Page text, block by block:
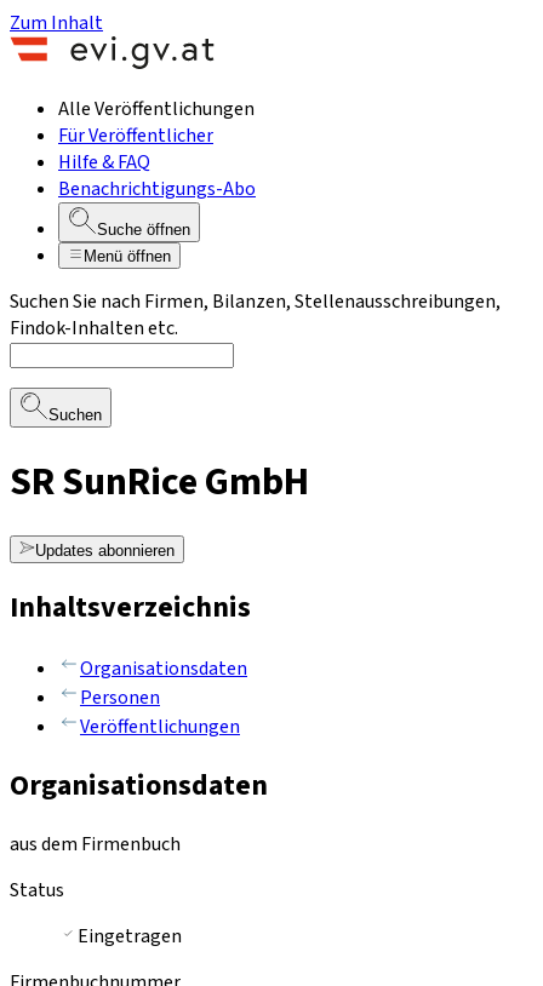
Zum Inhalt
Alle Veröffentlichungen
Für Veröffentlicher
Hilfe & FAQ
Benachrichtigungs-Abo
Suche öffnen
Menü öffnen
Suchen Sie nach Firmen, Bilanzen, Stellenausschreibungen,
Findok-Inhalten etc.
Suchen
SR SunRice GmbH
Updates abonnieren
Inhaltsverzeichnis
Organisationsdaten
Personen
Veröffentlichungen
Organisationsdaten
aus dem Firmenbuch
Status
Eingetragen